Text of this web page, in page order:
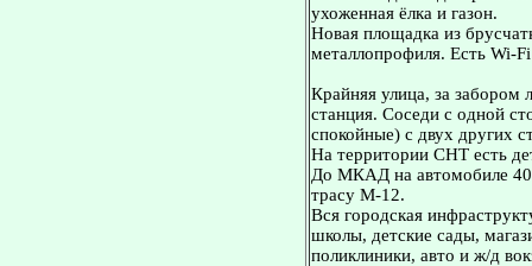
ухоженная ёлка и газон.
Новая площадка из
металлопрофиля. Есть Wi-
Крайняя улица, за забором
станция. Соседи с одной
спокойные) с двух других
На территории СНТ есть
До МКАД на автомобиле 40
трасу М-12.
Вся городская
школы, детские сады,
поликлиники, авто и ж/д